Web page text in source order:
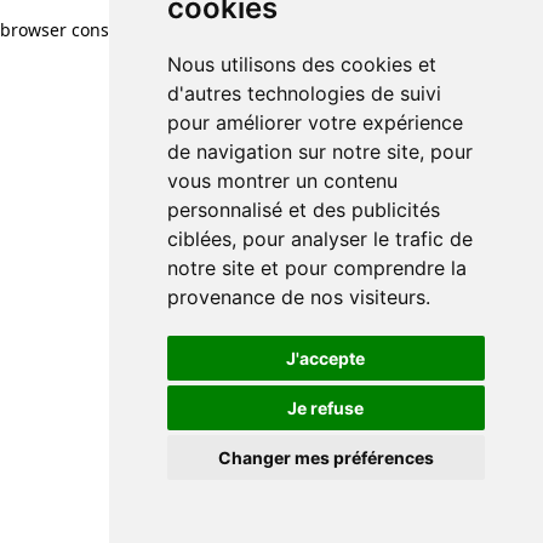
cookies
Nous utilisons des cookies et
d'autres technologies de suivi
pour améliorer votre expérience
de navigation sur notre site, pour
vous montrer un contenu
personnalisé et des publicités
ciblées, pour analyser le trafic de
notre site et pour comprendre la
provenance de nos visiteurs.
J'accepte
Je refuse
Changer mes préférences
browser console for more information)